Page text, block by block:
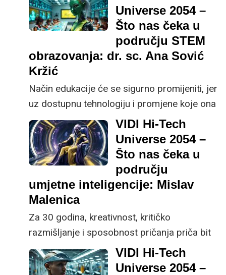
upravljanja od strane čovjeka, rekla je
Antonella Barišić Kulaš sa Zavoda za
automatiku i računalno inženjerstvo
Fakulteta elektrotehnike i računarstva.
Universe 2054 –
Što nas čeka u
području STEM
obrazovanja: dr. sc. Ana Sović
Kržić
Način edukacije će se sigurno promijeniti, jer
uz dostupnu tehnologiju i promjene koje ona
unosi u živote djece od njihovog rođenja
(počevši od kratke koncentracije, brzih video
materijala, dostupnosti svih mogućih
informacija na mobitelu ili satu), tradicionalni
način će postati neodrživ - dr. sc. Ana Sović
Kržić s Fakulteta elektrotehnike i
VIDI Hi-Tech
Universe 2054 –
Što nas čeka u
području
umjetne inteligencije: Mislav
Malenica
Za 30 godina, kreativnost, kritičko
razmišljanje i sposobnost pričanja priča bit
će važniji nego ikad, tvrdi Mislav Malenica,
CEO tvrtke Mindsmiths.
VIDI Hi-Tech
Universe 2054 –